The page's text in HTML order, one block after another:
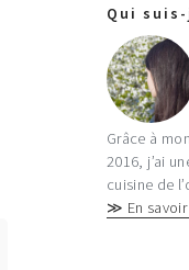
Qui suis-
Grâce à
2016, j’ai
cuisine de
≫ En savoir